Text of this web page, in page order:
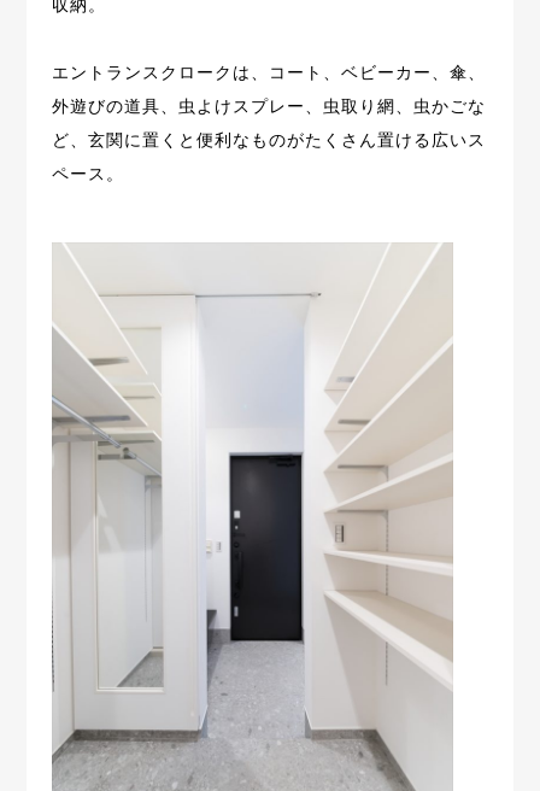
収納。
エントランスクロークは、コート、ベビーカー、傘、
外遊びの道具、 虫よけスプレー、虫取り網、虫かごな
ど、玄関に置くと便利なものがたくさん置ける広いス
ペース。